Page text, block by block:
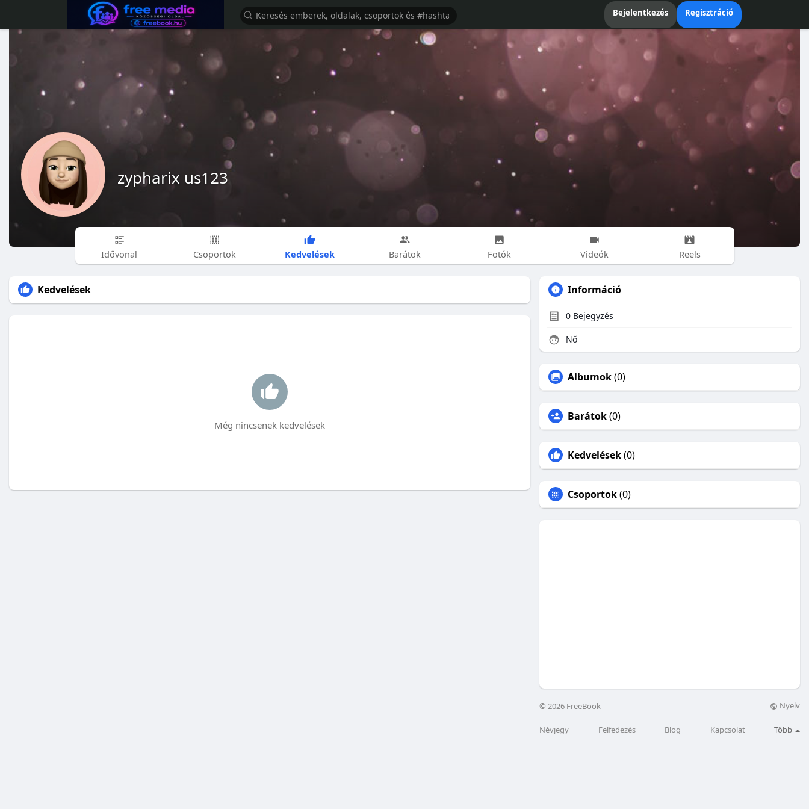
Bejelentkezés Regisztráció
zypharix us123
Idővonal Csoportok Kedvelések Barátok Fotók Videók Reels
Kedvelések
Még nincsenek kedvelések
Információ
0 Bejegyzés
Nő
Albumok(0)
Barátok(0)
Kedvelések(0)
Csoportok(0)
© 2026 FreeBook Nyelv
Névjegy Felfedezés Blog Kapcsolat Több